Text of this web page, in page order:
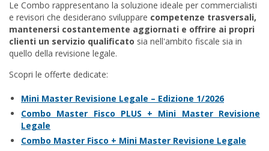
Le Combo rappresentano la soluzione ideale per commercialisti
e revisori che desiderano sviluppare competenze trasversali,
mantenersi costantemente aggiornati e offrire ai propri
clienti un servizio qualificato sia nell'ambito fiscale sia in
quello della revisione legale.
Scopri le offerte dedicate:
Mini Master Revisione Legale – Edizione 1/2026
Combo Master Fisco PLUS + Mini Master Revisione
Legale
Combo Master Fisco + Mini Master Revisione Legale